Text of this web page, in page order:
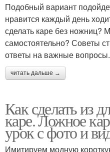
Подобный вариант
нравится каждый день
сделать каре без ножниц?
самостоятельно? Советы
ответы на важные вопросы.
читать дальше →
Как сделать из
каре. Ложное
урок с фото и
Имитируем модную